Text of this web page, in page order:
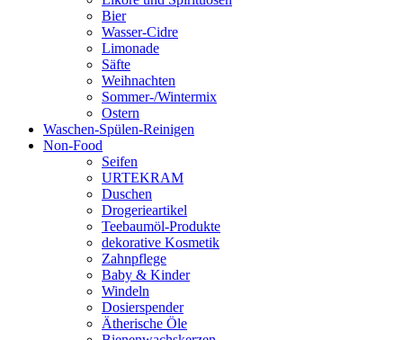
Bier
Wasser-Cidre
Limonade
Säfte
Weihnachten
Sommer-/Wintermix
Ostern
Waschen-Spülen-Reinigen
Non-Food
Seifen
URTEKRAM
Duschen
Drogerieartikel
Teebaumöl-Produkte
dekorative Kosmetik
Zahnpflege
Baby & Kinder
Windeln
Dosierspender
Ätherische Öle